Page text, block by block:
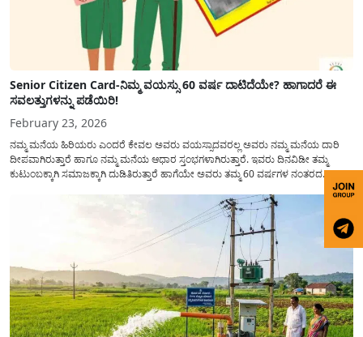
Senior Citizen Card-ನಿಮ್ಮ ವಯಸ್ಸು 60 ವರ್ಷ ದಾಟಿದೆಯೇ? ಹಾಗಾದರೆ ಈ
ಸವಲತ್ತುಗಳನ್ನು ಪಡೆಯಿರಿ!
February 23, 2026
ನಮ್ಮ ಮನೆಯ ಹಿರಿಯರು ಎಂದರೆ ಕೇವಲ ಅವರು ವಯಸ್ಸಾದವರಲ್ಲ ಅವರು ನಮ್ಮ ಮನೆಯ ದಾರಿ
ದೀಪವಾಗಿರುತ್ತಾರೆ ಹಾಗೂ ನಮ್ಮ ಮನೆಯ ಆಧಾರ ಸ್ತಂಭಗಳಾಗಿರುತ್ತಾರೆ. ಇವರು ದಿನವಿಡೀ ತಮ್ಮ
ಕುಟುಂಬಕ್ಕಾಗಿ ಸಮಾಜಕ್ಕಾಗಿ ದುಡಿತಿರುತ್ತಾರೆ ಹಾಗೆಯೇ ಅವರು ತಮ್ಮ 60 ವರ್ಷಗಳ ನಂತರದ
ಜೀವನವನ್ನು ನೆಮ್ಮದಿಯಿಂದ ಕಳೆಯಬೇಕೆಂಬುದು ಪ್ರತಿಯೊಬ್ಬರ ಕನಸಾಗಿರುತ್ತದೆ ಆದ್ದರಿಂದ ಸರ್ಕಾರವು